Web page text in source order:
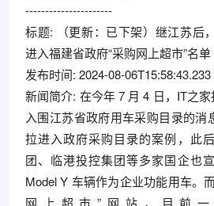
----------------------
标题: （更新：已下架）继江苏后
进入福建省政府“采购网上超市”名单
发布时间: 2024-08-06T15:58:43.233
新闻简介: 在今年 7 月 4 日，IT之
入围江苏省政府用车采购目录的消
拉进入政府采购目录的案例，此
团、临港投控集团等多家国企也
Model Y 车辆作为企业功能用车。
网上超市”网站，目前一